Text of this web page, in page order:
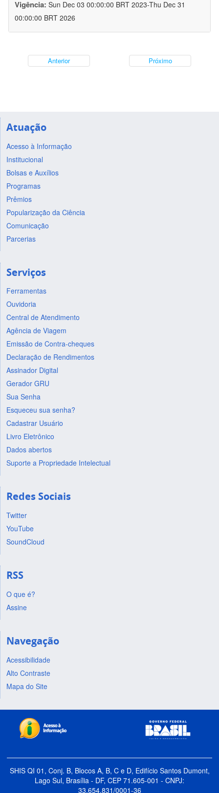
Vigência: Sun Dec 03 00:00:00 BRT 2023-Thu Dec 31
00:00:00 BRT 2026
Anterior Próximo
Atuação
Acesso à Informação
Institucional
Bolsas e Auxílios
Programas
Prêmios
Popularização da Ciência
Comunicação
Parcerias
Serviços
Ferramentas
Ouvidoria
Central de Atendimento
Agência de Viagem
Emissão de Contra-cheques
Declaração de Rendimentos
Assinador Digital
Gerador GRU
Sua Senha
Esqueceu sua senha?
Cadastrar Usuário
Livro Eletrônico
Dados abertos
Suporte a Propriedade Intelectual
Redes Sociais
Twitter
YouTube
SoundCloud
RSS
O que é?
Assine
Navegação
Acessibilidade
Alto Contraste
Mapa do Site
SHIS QI 01, Conj. B, Blocos A, B, C e D, Edifício Santos Dumont,
Lago Sul, Brasília - DF, CEP 71.605-001 - CNPJ:
33.654.831/0001-36